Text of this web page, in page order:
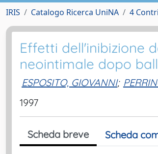
IRIS Catalogo Ricerca UniNA 4
Effetti dell'inibizione
neointimale dopo
ESPOSITO, GIOVANNI;
1997
Scheda breve Scheda